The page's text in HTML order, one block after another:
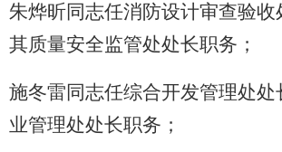
朱烨昕同志任消防设计审查验收
其质量安全监管处处长职务；
施冬雷同志任综合开发管理处处
业管理处处长职务；